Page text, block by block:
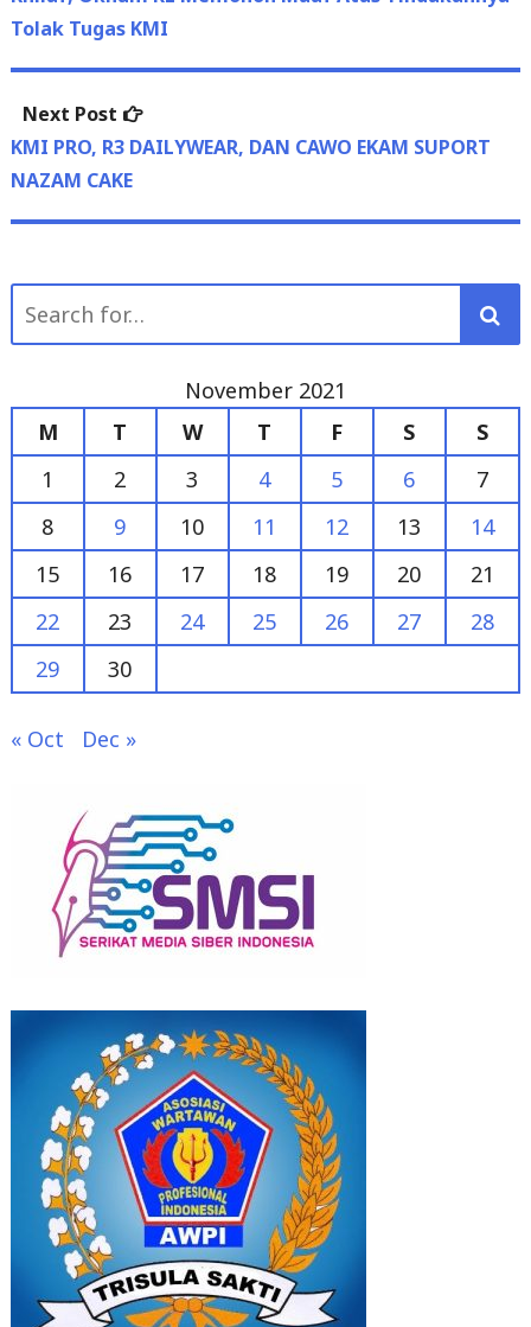
Next Post
Next
post:
KMI PRO, R3 DAILYWEAR, DAN CAWO EKAM SUPORT
NAZAM CAKE
Search
1
2 3 4 5 6
7
8
9 10 11 12 13
14
15
16 17 18 19 20
21
22
23 24 25 26 27
28
29
30
« Oct Dec »